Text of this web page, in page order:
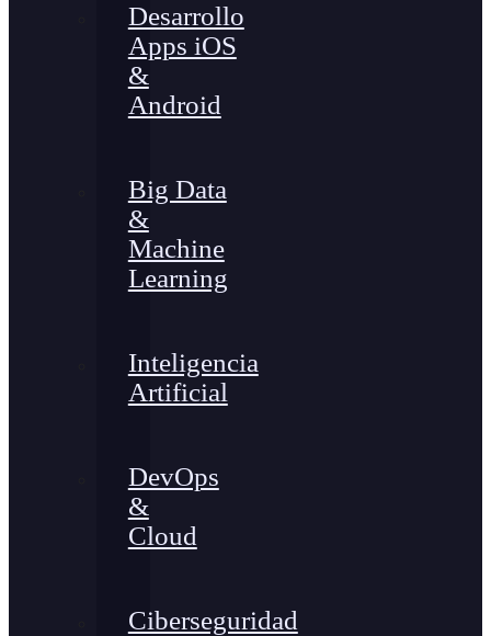
Desarrollo
Apps iOS
&
Android
Big Data
&
Machine
Learning
Inteligencia
Artificial
DevOps
&
Cloud
Ciberseguridad